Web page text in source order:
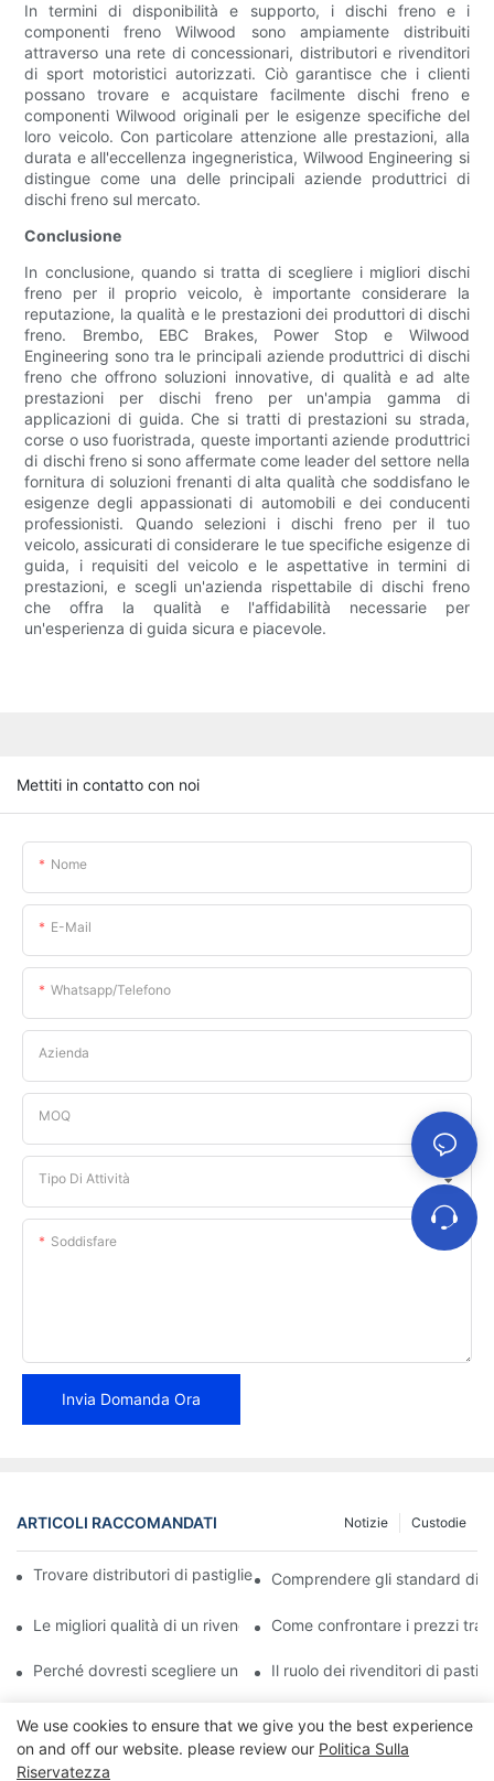
In termini di disponibilità e supporto, i dischi freno e i
componenti freno Wilwood sono ampiamente distribuiti
attraverso una rete di concessionari, distributori e rivenditori
di sport motoristici autorizzati. Ciò garantisce che i clienti
possano trovare e acquistare facilmente dischi freno e
componenti Wilwood originali per le esigenze specifiche del
loro veicolo. Con particolare attenzione alle prestazioni, alla
durata e all'eccellenza ingegneristica, Wilwood Engineering si
distingue come una delle principali aziende produttrici di
dischi freno sul mercato.
Conclusione
In conclusione, quando si tratta di scegliere i migliori dischi
freno per il proprio veicolo, è importante considerare la
reputazione, la qualità e le prestazioni dei produttori di dischi
freno. Brembo, EBC Brakes, Power Stop e Wilwood
Engineering sono tra le principali aziende produttrici di dischi
freno che offrono soluzioni innovative, di qualità e ad alte
prestazioni per dischi freno per un'ampia gamma di
applicazioni di guida. Che si tratti di prestazioni su strada,
corse o uso fuoristrada, queste importanti aziende produttrici
di dischi freno si sono affermate come leader del settore nella
fornitura di soluzioni frenanti di alta qualità che soddisfano le
esigenze degli appassionati di automobili e dei conducenti
professionisti. Quando selezioni i dischi freno per il tuo
veicolo, assicurati di considerare le tue specifiche esigenze di
guida, i requisiti del veicolo e le aspettative in termini di
prestazioni, e scegli un'azienda rispettabile di dischi freno
che offra la qualità e l'affidabilità necessarie per
un'esperienza di guida sicura e piacevole.
Mettiti in contatto con noi
Nome
E-Mail
Whatsapp/telefono
Azienda
MOQ
Tipo Di Attività
Soddisfare
Invia Domanda Ora
ARTICOLI RACCOMANDATI Custodie
Notizie
Trovare distributori di pastiglie freno affidabili per la tua attività
Comprendere gli standard di
Le migliori qualità di un rivenditore affidabile di pastiglie freno
Come confrontare i prezzi tra
Perché dovresti scegliere un rivenditore autorizzato di pastiglie
Il ruolo dei rivenditori di
We use cookies to ensure that we give you the best experience
on and off our website. please review our Politica Sulla
Riservatezza